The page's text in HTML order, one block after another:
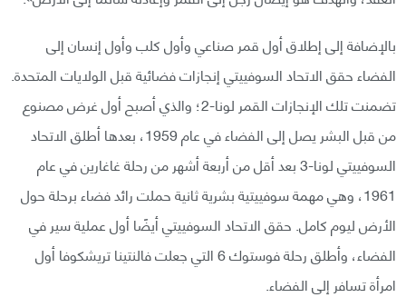
بالإضافة إلى إطلاق أول قمر صناعي وأول كلب وأول إنسان إلى
الفضاء حقق الاتحاد السوفييتي إنجازات فضائية قبل الولايات المتحدة.
تضمنت تلك الإنجازات القمر لونا-2؛ والذي أصبح أول غرض مصنوع
من قبل البشر يصل إلى الفضاء في عام 1959، بعدها أطلق الاتحاد
السوفييتي لونا-3 بعد أقل من أربعة أشهر من رحلة غاغارين في عام
1961، وهي مهمة سوفييتية بشرية ثانية حملت رائد فضاء برحلة حول
الأرض ليوم كامل. حقق الاتحاد السوفييتي أيضًا أول عملية سير في
الفضاء، وأطلق رحلة فوستوك 6 التي جعلت فالنتينا تريشكوفا أول
امرأة تسافر إلى الفضاء.